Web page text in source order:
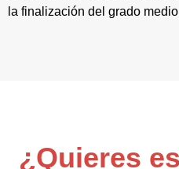
la finalización del grado
¿Quieres